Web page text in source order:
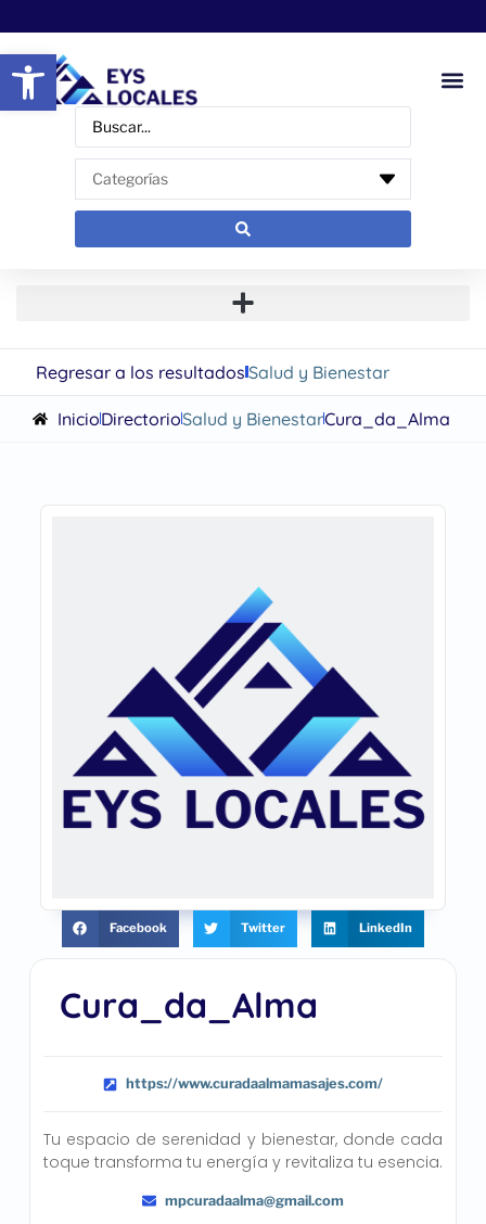
Abrir barra de herramientas
Regresar a los resultadosSalud y Bienestar
InicioDirectorioSalud y BienestarCura_da_Alma
Cura_da_Alma
https://www.curadaalmamasajes.com/
Tu espacio de serenidad y bienestar, donde cada
toque transforma tu energía y revitaliza tu esencia.
mpcuradaalma@gmail.com
Facebook Twitter LinkedIn